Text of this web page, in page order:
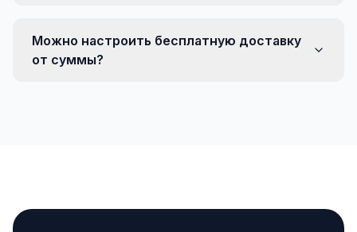
Можно настроить бесплатную доставку
от суммы?